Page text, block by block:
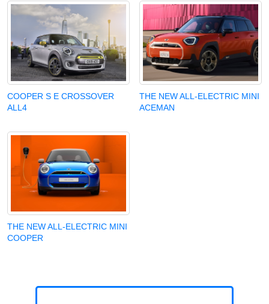
COOPER S E CROSSOVER
ALL4
THE NEW ALL-ELECTRIC MINI
ACEMAN
THE NEW ALL-ELECTRIC MINI
COOPER